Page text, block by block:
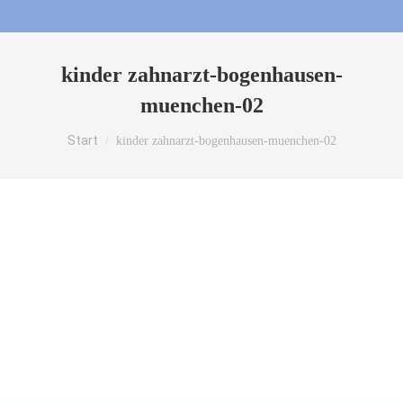
kinder zahnarzt-bogenhausen-
muenchen-02
Sie befinden sich hier:
Start kinder zahnarzt-bogenhausen-muenchen-02